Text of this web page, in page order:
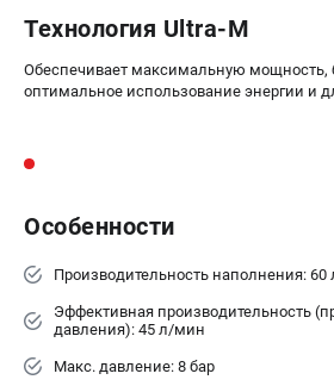
РАСХОДНЫЕ МАТЕРИАЛЫ И
Кейсы и сумки
+7 (812) 407-
офертой.
8 (812) 318-40-26
8 (800) 550-70-46
Технология Ultra-M
Обеспечивает максимальную мощность,
оптимальное использование энергии и
Особенности
Производительность наполнения:
Эффективная производительность
давления): 45 л/мин
Макс. давление: 8 бар